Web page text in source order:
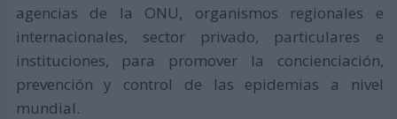
agencias de la ONU, organismos regionales e
internacionales, sector privado, particulares e
instituciones, para promover la concienciación,
prevención y control de las epidemias a nivel
mundial.